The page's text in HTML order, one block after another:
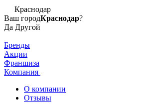
Краснодар
Ваш городКраснодар?
Да Другой
Бренды
Акции
Франшиза
Компания
О компании
Отзывы